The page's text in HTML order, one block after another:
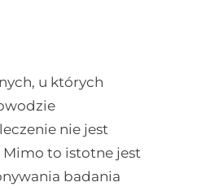
u których
nie jest
to istotne jest
badania